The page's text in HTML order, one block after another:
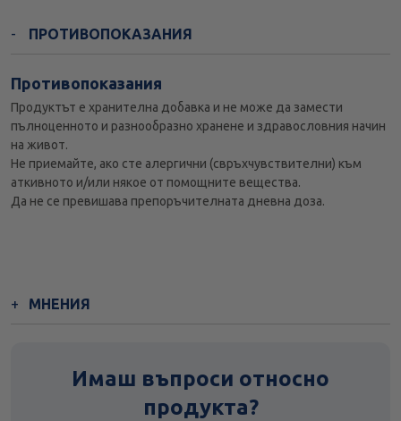
ПРОТИВОПОКАЗАНИЯ
Противопоказания
Продуктът е хранителна добавка и не може да замести
пълноценното и разнообразно хранене и здравословния начин
на живот.
Не приемайте, ако сте алергични (свръхчувствителни) към
аткивното и/или някое от помощните вещества.
Да не се превишава препоръчителната дневна доза.
МНЕНИЯ
Имаш въпроси относно
продукта?